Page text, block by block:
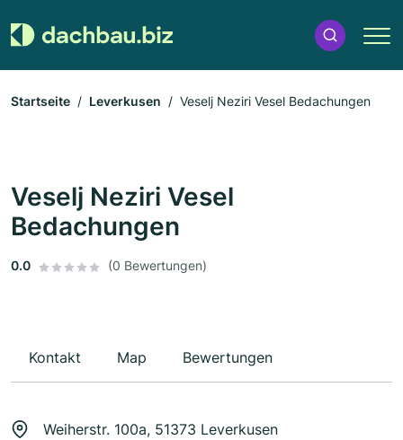
Startseite Leverkusen Veselj Neziri Vesel Bedachungen
Veselj Neziri Vesel
Bedachungen
0.0 (0 Bewertungen)
Kontakt Map Bewertungen
Weiherstr. 100a, 51373 Leverkusen